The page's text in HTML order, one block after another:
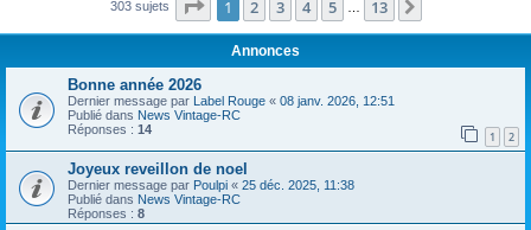
303 sujets Page 1sur13
1 2 3 4 5 13
Annonces
Bonne année 2026
Dernier message par Label Rouge « 08 janv. 2026, 12:51
Publié dans News Vintage-RC
Réponses : 14 1 2
Joyeux reveillon de noel
Dernier message par Poulpi « 25 déc. 2025, 11:38
Publié dans News Vintage-RC
Réponses : 8